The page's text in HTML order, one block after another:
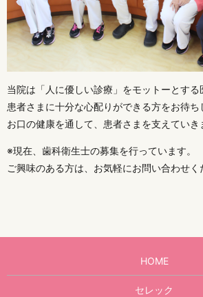
当院は「人に優しい診療」をモットーとする
患者さまに十分な心配りができる方をお待ち
お口の健康を通して、患者さまを支えていき
※現在、歯科衛生士の募集を行っています。
ご興味のある方は、お気軽にお問い合わせく
HOME
セレック